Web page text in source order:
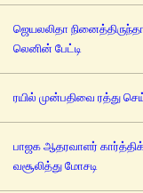
ஜெயலலிதா
லெனின் பேட்டி
ரயில் முன்பதிவை ரத்து
பாஜக ஆதரவாளர்
வசூலித்து மோசடி